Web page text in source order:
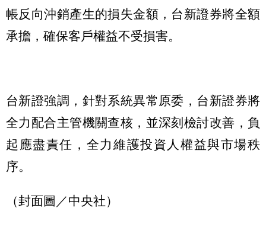
帳反向沖銷產生的損失金額，台新證券將全額
承擔，確保客戶權益不受損害。
台新證強調，針對系統異常原委，台新證券將
全力配合主管機關查核，並深刻檢討改善，負
起應盡責任，全力維護投資人權益與市場秩
序。
（封面圖／中央社）